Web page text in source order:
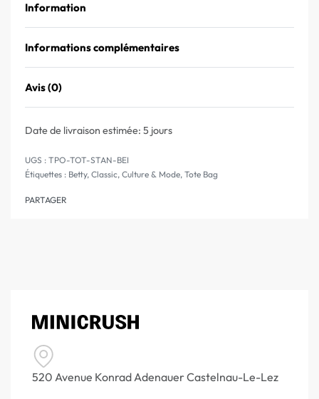
Information
Informations complémentaires
Avis (0)
Date de livraison estimée: 5 jours
TPO-TOT-STAN-BEI
Étiquettes : Betty, Classic, Culture & Mode, Tote Bag
PARTAGER
520 Avenue Konrad Adenauer Castelnau-Le-Lez